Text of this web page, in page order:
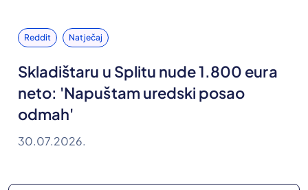
Reddit Natječaj
Skladištaru u Splitu nude 1.800 eura
neto: 'Napuštam uredski posao
odmah'
30.07.2026.